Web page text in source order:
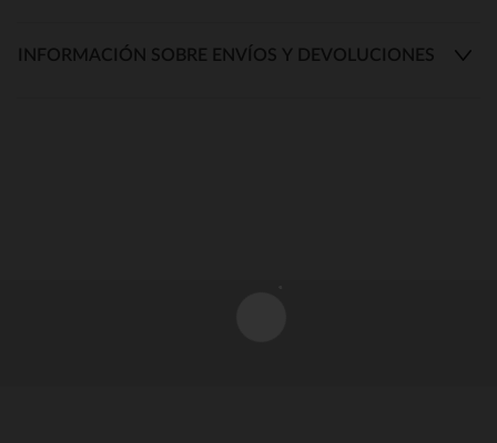
INFORMACIÓN SOBRE ENVÍOS Y DEVOLUCIONES